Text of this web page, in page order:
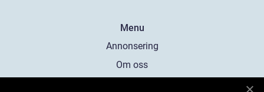
Menu
Annonsering
Om oss